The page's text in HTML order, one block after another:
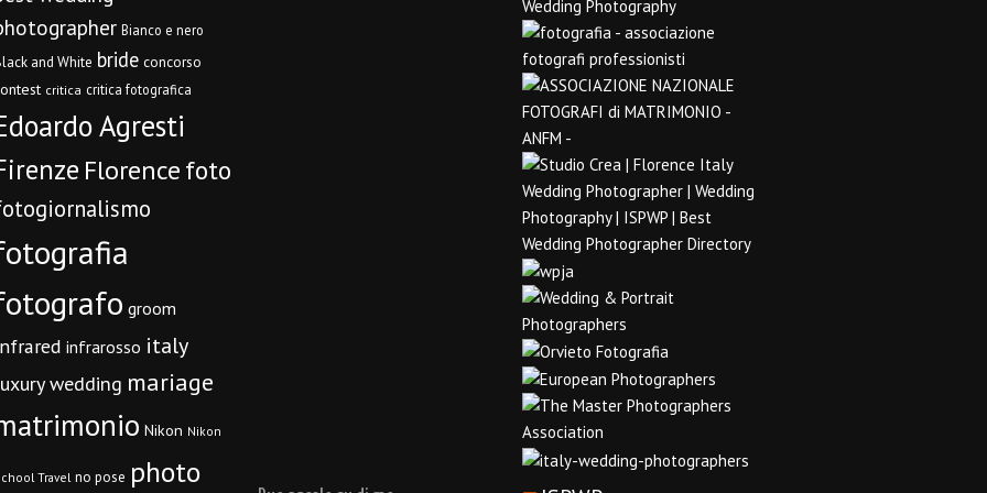
Bianco e nero
and White bride concorso
critica critica fotografica
Agresti
Florencefoto
groom
infrarosso italy
wedding mariage
Nikon Nikon
Travel no pose photo